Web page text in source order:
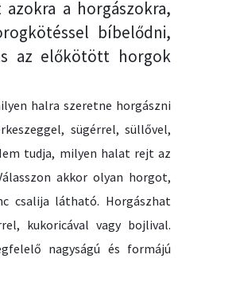
a horgászokra,
bíbelődni,
az előkötött horgok
halra szeretne horgászni
sügérrel, süllővel,
tudja, milyen halat rejt az
akkor olyan horgot,
csalija látható. Horgászhat
kukoricával vagy bojlival.
nagyságú és formájú